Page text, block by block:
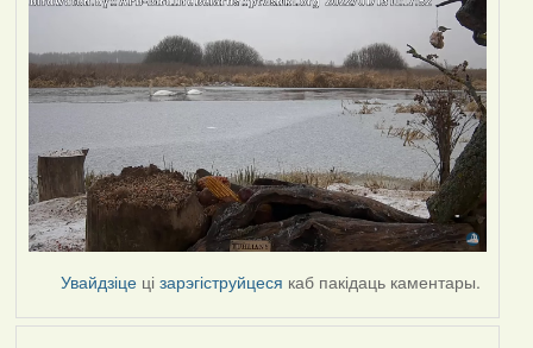
Увайдзіце цізарэгіструйцеся каб пакідаць каментары.